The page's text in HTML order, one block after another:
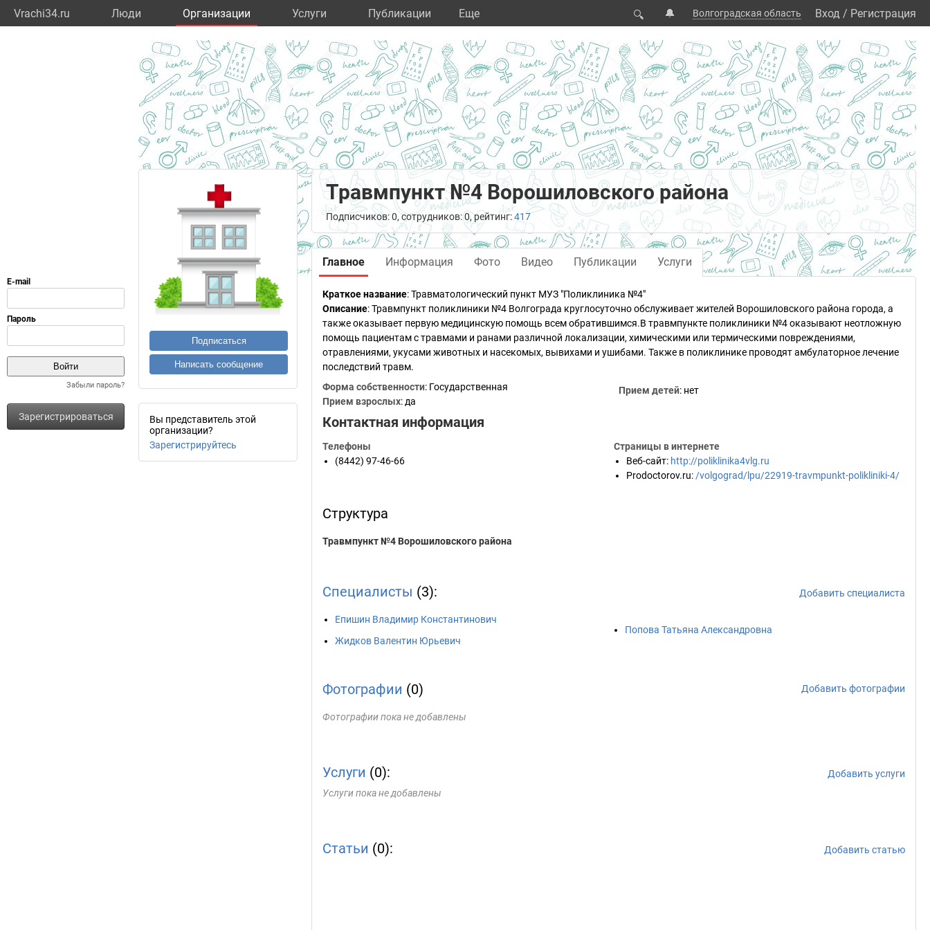
Vrachi34.ru Люди Организации Услуги Публикации Eще 🔍 🔔 Волгоградская область Вход / Регистрация
Забыли пароль?
Зарегистрироваться
Подписаться
Написать сообщение
Вы представитель этой
организации?
Зарегистрируйтесь
Травмпункт №4 Ворошиловского района
Подписчиков: 0, сотрудников: 0, рейтинг:417
Главное Информация Фото Видео Публикации Услуги
Краткое название:Травматологический пункт МУЗ "Поликлиника №4"
Описание: Травмпункт поликлиники №4 Волгограда круглосуточно обслуживает жителей Ворошиловского района города, а
также оказывает первую медицинскую помощь всем обратившимся.В травмпункте поликлиники №4 оказывают неотложную
помощь пациентам с травмами и ранами различной локализации, химическими или термическими повреждениями,
отравлениями, укусами животных и насекомых, вывихами и ушибами. Также в поликлинике проводят амбулаторное лечение
последствий травм.
Форма собственности: Государственная
Прием взрослых: да
Прием детей: нет
Контактная информация
Телефоны
(8442) 97-46-66
Страницы в интернете
Веб-сайт: http://poliklinika4vlg.ru
Prodoctorov.ru: /volgograd/lpu/22919-travmpunkt-polikliniki-4/
Структура
Травмпункт №4 Ворошиловского района
Специалисты (3): Добавить специалиста
Епишин Владимир Константинович
Жидков Валентин Юрьевич
Попова Татьяна Александровна
Фотографии (0) Добавить фотографии
Фотографии пока не добавлены
Услуги (0):
Добавить услуги
Услуги пока не добавлены
Статьи (0): Добавить статью